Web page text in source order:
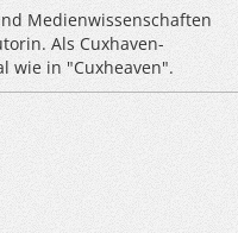
Medienwissenschaften
Als Cuxhaven-
wie in "Cuxheaven".